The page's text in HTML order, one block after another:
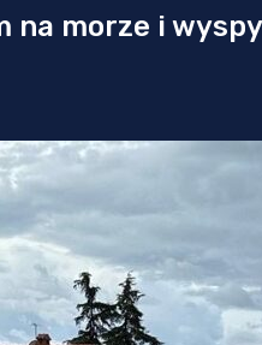
na morze i